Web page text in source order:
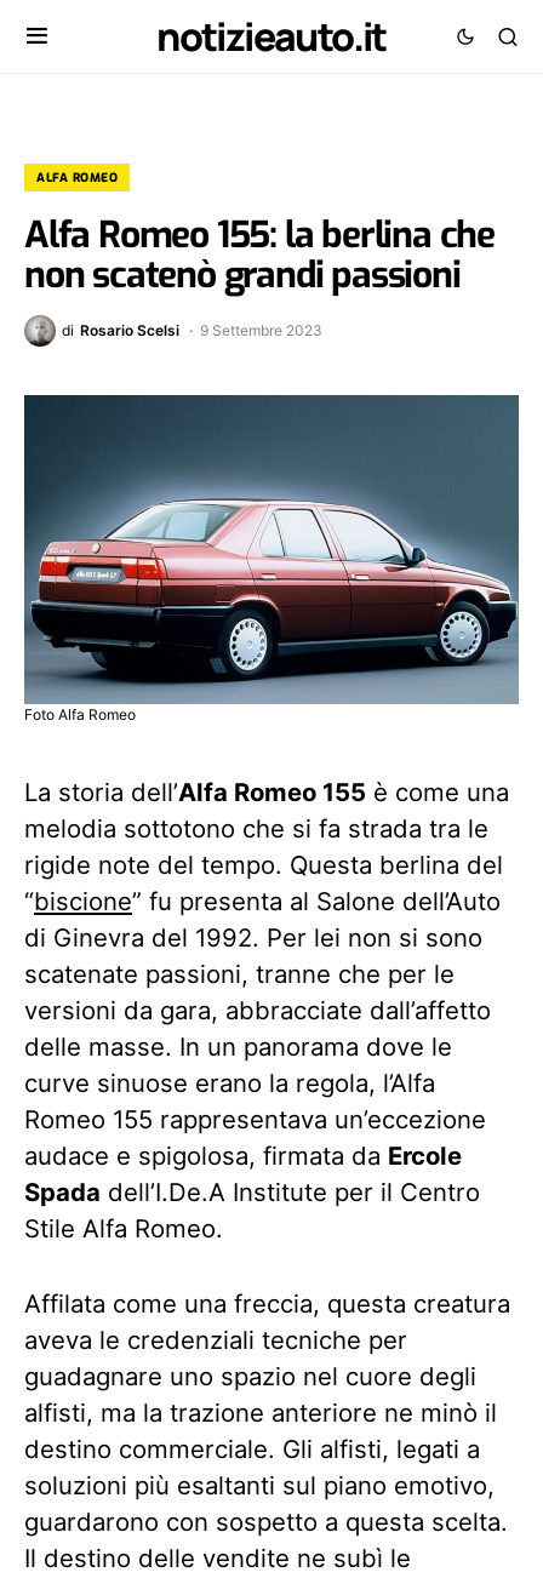
notizieauto.it
ALFA ROMEO
Alfa Romeo 155: la berlina che
non scatenò grandi passioni
di Rosario Scelsi 9 Settembre 2023
Foto Alfa Romeo
La storia dell’Alfa Romeo 155 è come una
melodia sottotono che si fa strada tra le
rigide note del tempo. Questa berlina del
“biscione” fu presenta al Salone dell’Auto
di Ginevra del 1992. Per lei non si sono
scatenate passioni, tranne che per le
versioni da gara, abbracciate dall’affetto
delle masse. In un panorama dove le
curve sinuose erano la regola, l’Alfa
Romeo 155 rappresentava un’eccezione
audace e spigolosa, firmata da Ercole
Spada dell’I.De.A Institute per il Centro
Stile Alfa Romeo.
Affilata come una freccia, questa creatura
aveva le credenziali tecniche per
guadagnare uno spazio nel cuore degli
alfisti, ma la trazione anteriore ne minò il
destino commerciale. Gli alfisti, legati a
soluzioni più esaltanti sul piano emotivo,
guardarono con sospetto a questa scelta.
Il destino delle vendite ne subì le